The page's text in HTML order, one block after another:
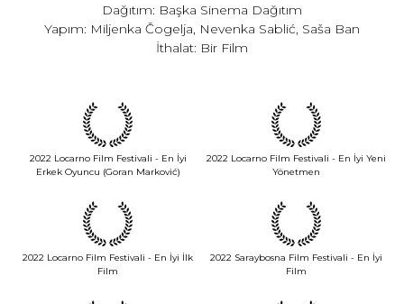
Dağıtım: Başka Sinema Dağıtım
Yapım: Miljenka Čogelja, Nevenka Sablić, Saša Ban
İthalat: Bir Film
2022 Locarno Film Festivali - En İyi
Erkek Oyuncu (Goran Marković)
2022 Locarno Film Festivali - En İyi Yeni
Yönetmen
2022 Locarno Film Festivali - En İyi İlk
Film
2022 Saraybosna Film Festivali - En İyi
Film